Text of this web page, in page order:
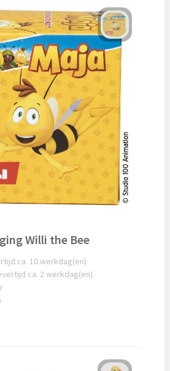
Willi the Bee
ca. 10 werkdag(en)
ca. 2 werkdag(en)